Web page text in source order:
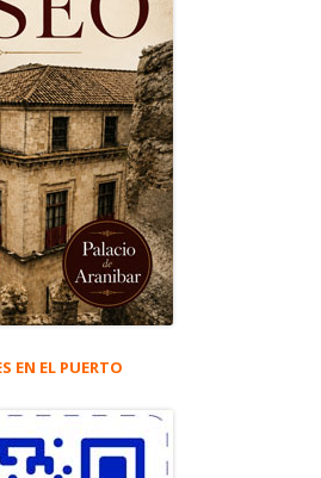
EN EL PUERTO